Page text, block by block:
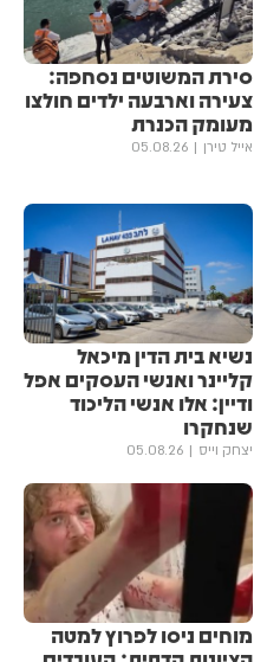
סירת המשוטים נסחפה:
צעירה וארבעה ילדים חולצו
מעומק הכנרת
אייל טירן 05.08.26
נשיא בית הדין מיכאל
קליינר ואנשי העסקים אפל
ודיין: אלו אנשי הליכוד
שנחקרו
יצחק וייס 05.08.26
מוחים ניסו לפרוץ למטה